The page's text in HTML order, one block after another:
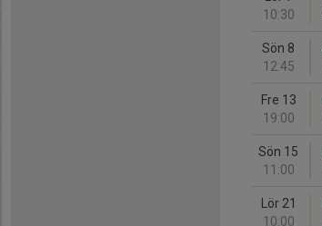
10:30
Sön 8
12:45
Fre 13
19:00
Sön 15
11:00
Lör 21
10:00